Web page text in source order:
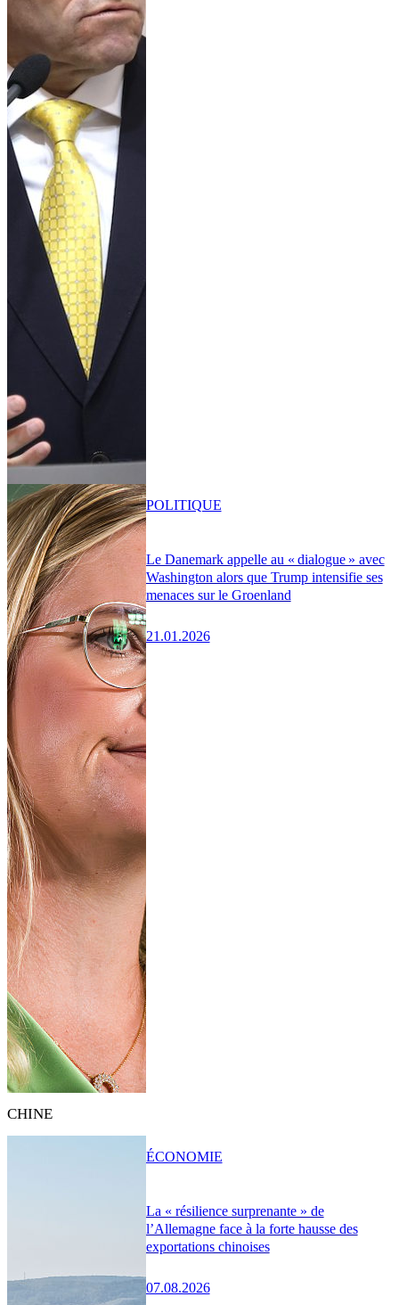
Le Danemark appelle au « dialogue » avec
Washington alors que Trump intensifie ses
menaces sur le Groenland
21.01.2026
POLITIQUE
CHINE
La « résilience surprenante » de
l’Allemagne face à la forte hausse des
exportations chinoises
07.08.2026
ÉCONOMIE